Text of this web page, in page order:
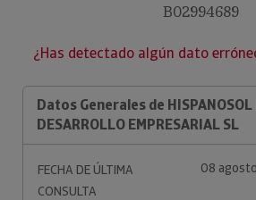
B02994689
¿Has detectado algún dato
Datos Generales de HISPANOSOL
DESARROLLO EMPRESARIAL SL
FECHA DE ÚLTIMA
CONSULTA
08